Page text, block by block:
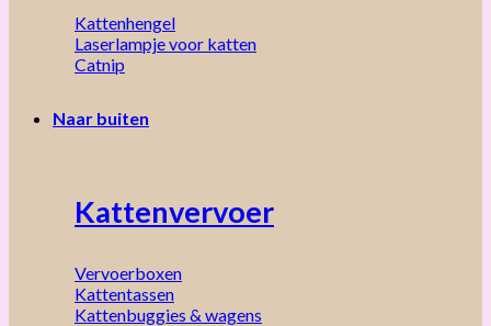
Kattenhengel
Laserlampje voor katten
Catnip
Naar buiten
Kattenvervoer
Vervoerboxen
Kattentassen
Kattenbuggies & wagens